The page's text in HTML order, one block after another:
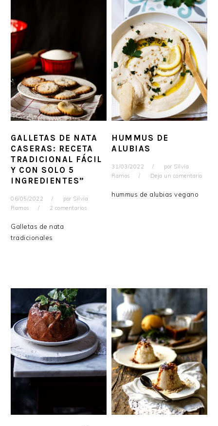
GALLETAS DE NATA
CASERAS: RECETA
TRADICIONAL FÁCIL
Y CON SOLO 5
INGREDIENTES”
06/05/2022 por Silvia
Ramos
2 comentarios
Galletas de nata
tradicionales
HUMMUS DE
ALUBIAS
31/03/2022 por Silvia
Ramos
Deja un comentario
hummus de alubias vegano